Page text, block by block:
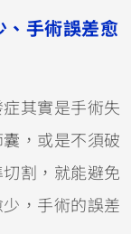
手術誤差愈
其實是手術失
，或是不須破
割，就能避免
，手術的誤差